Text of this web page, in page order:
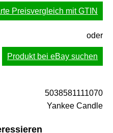
Preisvergleich mit GTIN
oder
Produkt bei eBay suchen
5038581111070
Yankee Candle